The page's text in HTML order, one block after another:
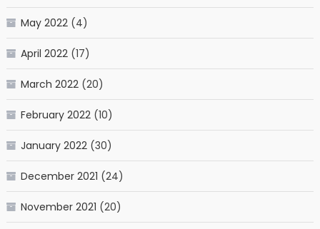
May 2022(4)
April 2022(17)
March 2022(20)
February 2022(10)
January 2022(30)
December 2021 (24)
November 2021 (20)